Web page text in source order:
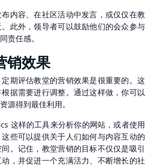
内容、在社区活动中发言，或仅仅在教
此外，领导者可以鼓励他们的会众参与
责任感。
销效果
期评估教堂的营销效果是很重要的。这
据需要进行调整。通过这样做，你可以
源得到最佳利用。
这样的工具来分析你的网站，或者使用
些可以提供关于人们如何与内容互动的
。记住，教堂营销的目标不仅仅是吸引
，并促进一个充满活力、不断增长的社